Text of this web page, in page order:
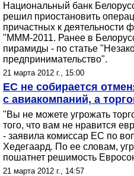
Национальный банк
решил приостановить
причастных к деятельности
"МММ-2011. Ранее в
пирамиды - по статье
предпринимательство".
21 марта 2012 г., 15:00
ЕС не собирается
с авиакомпаний, а
"Вы не можете угрожать
того, что вам не нравится
- заявила комиссар ЕС по
Хедегаард. По ее словам,
пошатнет решимость
21 марта 2012 г., 14:57